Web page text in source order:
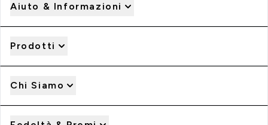
Aiuto & Informazioni
Prodotti
Chi Siamo